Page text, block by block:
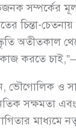
সম্পর্কের
চিন্তা-
অতীতকাল
করতে
ভৌগোলিক ও
সক্ষমতা
মাধ্যমে